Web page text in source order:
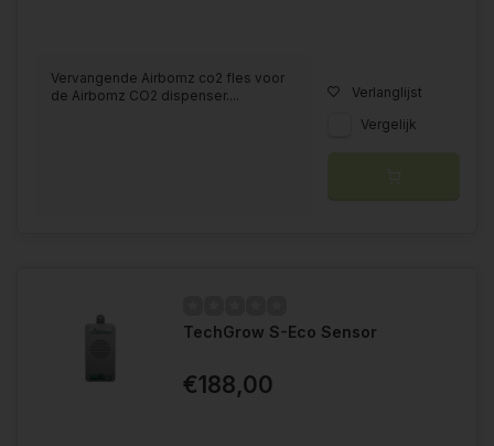
Vervangende Airbomz co2 fles voor
de Airbomz CO2 dispenser....
Verlanglijst
Vergelijk
TechGrow S-Eco Sensor
€188,00